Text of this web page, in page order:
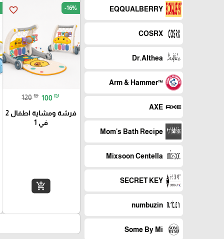
EQQUALBERRY
COSRX
Dr.Althea
™Arm & Hammer
AXE
Mom's Bath Recipe
Mixsoon Centella
SECRET KEY
numbuzin
Some By Mi
favorite_border -16%
120 ₪ 100 ₪
فرشة ومشاية اطفال 2
في 1
add_shopping_cart